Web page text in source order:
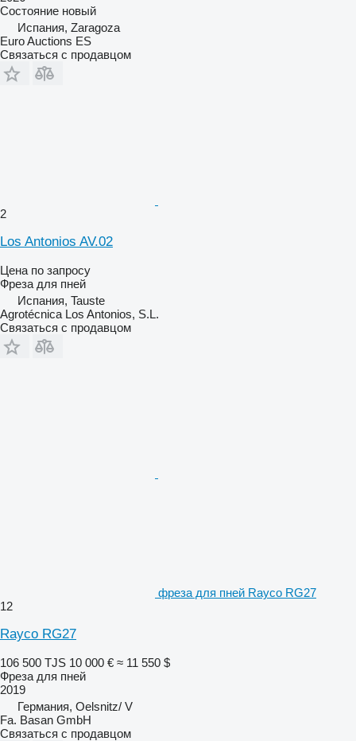
Состояние новый
Испания, Zaragoza
Euro Auctions ES
Связаться с продавцом
2
Los Antonios AV.02
Цена по запросу
Фреза для пней
Испания, Tauste
Agrotécnica Los Antonios, S.L.
Связаться с продавцом
фреза для пней Rayco RG27
12
Rayco RG27
106 500 TJS 10 000 € ≈ 11 550 $
Фреза для пней
2019
Германия, Oelsnitz/ V
Fa. Basan GmbH
Связаться с продавцом